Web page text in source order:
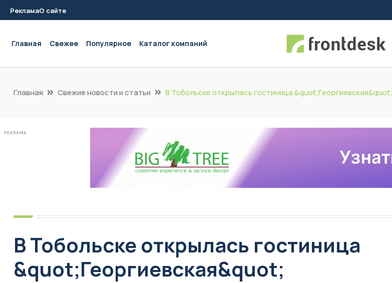
РекламаО сайте
Главная Свежее Популярное Каталог компаний
Главная Свежие новости и статьи В Тобольске открылась гостиница &quot;Георгиевская&quot;
РЕКЛАМА
В Тобольске открылась гостиница
&quot;Георгиевская&quot;